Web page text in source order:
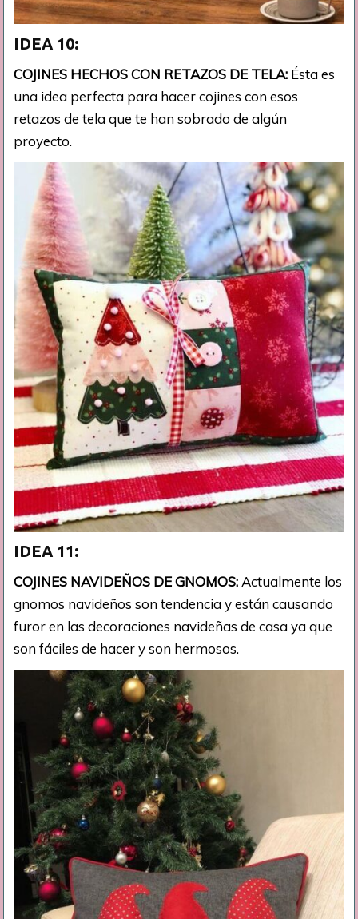
IDEA 10:
COJINES HECHOS CON RETAZOS DE TELA: Ésta es
una idea perfecta para hacer cojines con esos
retazos de tela que te han sobrado de algún
proyecto.
IDEA 11:
COJINES NAVIDEÑOS DE GNOMOS: Actualmente los
gnomos navideños son tendencia y están causando
furor en las decoraciones navideñas de casa ya que
son fáciles de hacer y son hermosos.